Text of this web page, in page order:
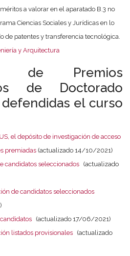
a valorar en el aparatado B.3 no
Ciencias Sociales y Jurídicas en lo
de patentes y transferencia tecnológica.
y Arquitectura
de Premios
de Doctorado
el curso
el depósito de investigación de acceso
premiadas (actualizado 14/10/2021)
candidatos seleccionados (actualizado
de candidatos seleccionados
(actualizado 17/06/2021)
listados provisionales (actualizado